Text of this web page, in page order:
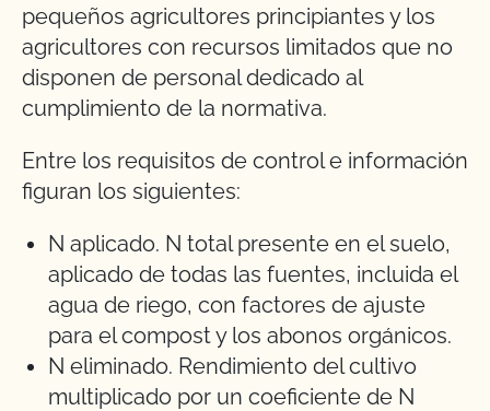
pequeños agricultores principiantes y los
agricultores con recursos limitados que no
disponen de personal dedicado al
cumplimiento de la normativa.
Entre los requisitos de control e información
figuran los siguientes:
N aplicado. N total presente en el suelo,
aplicado de todas las fuentes, incluida el
agua de riego, con factores de ajuste
para el compost y los abonos orgánicos.
N eliminado. Rendimiento del cultivo
multiplicado por un coeficiente de N